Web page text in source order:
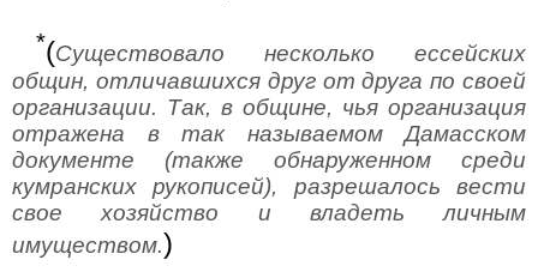
*(Существовало несколько ессейских
общин, отличавшихся друг от друга по своей
организации. Так, в общине, чья организация
отражена в так называемом Дамасском
документе (также обнаруженном среди
кумранских рукописей), разрешалось вести
свое хозяйство и владеть личным
имуществом.)